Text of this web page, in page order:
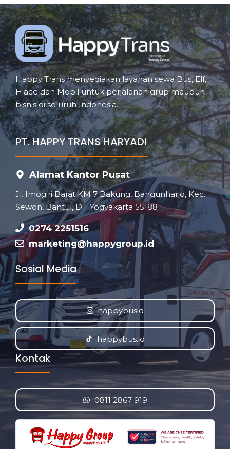
Happy Trans menyediakan layanan sewa Bus, Elf,
Hiace dan Mobil untuk perjalanan grup maupun
bisnis di seluruh Indonesia.
PT. HAPPY TRANS HARYADI
Alamat Kantor Pusat
Jl. Imogiri Barat KM 7 Bakung, Bangunharjo, Kec.
Sewon, Bantul, D.I. Yogyakarta 55188
0274 2251516
marketing@happygroup.id
Sosial Media
happybusid
happybus.id
Kontak
0811 2867 919